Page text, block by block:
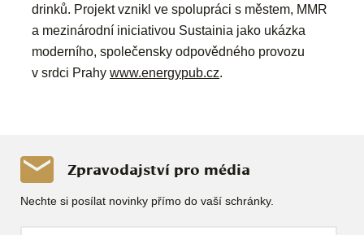
drinků. Projekt vznikl ve spolupráci s městem, MMR
a mezinárodní iniciativou Sustainia jako ukázka
moderního, společensky odpovědného provozu
v srdci Prahy www.energypub.cz.
Zpravodajství pro média
Nechte si posílat novinky přímo do vaší schránky.